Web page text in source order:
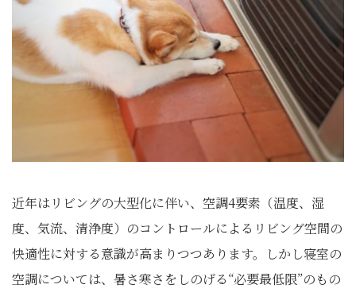
近年はリビングの大型化に伴い、空調4要素（温度、湿
度、気流、清浄度）のコントロールによるリビング空間の
快適性に対する意識が高まりつつあります。しかし寝室の
空調については、暑さ寒さをしのげる“必要最低限”のもの